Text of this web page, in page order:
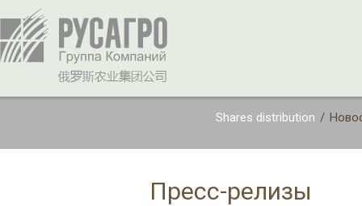
Shares distribution /
Пресс-релизы